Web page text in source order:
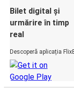
Bilet digital și
urmărire în timp
real
Descoperă aplicația